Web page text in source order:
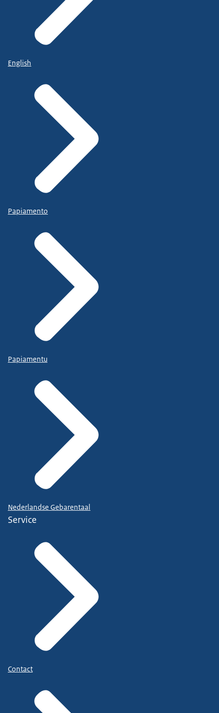
English
Papiamento
Papiamentu
Nederlandse Gebarentaal
Service
Contact